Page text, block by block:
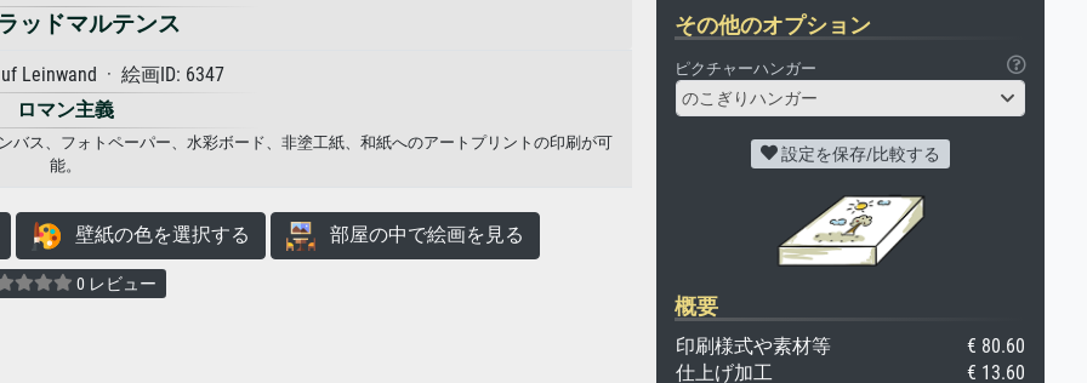
ッドマルテンス
Leinwand · 絵画ID: 6347
ロマン主義
ンバス、フォトペーパー、水彩ボード、非塗工紙、和紙へのアートプリントの印刷が可
能。
壁紙の色を選択する 部屋の中で絵画を見る
0 レビュー
その他のオプション
ピクチャーハンガー
のこぎりハンガー
設定を保存/比較する
概要
印刷様式や素材等
€ 80.60
仕上げ加工
€ 13.60